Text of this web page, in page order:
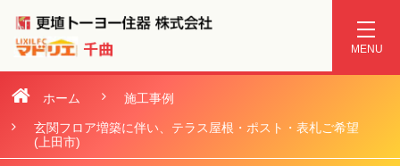
ホーム 施工事例
玄関フロア増築に伴い、テラス屋根・ポスト・表札ご希望
(上田市)